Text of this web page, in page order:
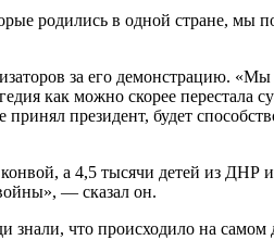
родились в одной стране, мы
за его демонстрацию.
как можно скорее перестала
президент, будет
а 4,5 тысячи детей из ДНР
— сказал он.
что происходило на самом